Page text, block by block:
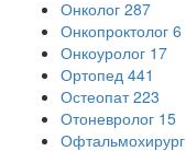
Онколог 287
Онкопроктолог 6
Онкоуролог 17
Ортопед 441
Остеопат 223
Отоневролог 15
Офтальмохирург